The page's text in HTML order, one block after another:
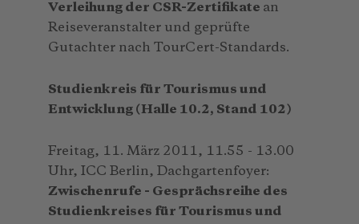
Verleihung der CSR-Zertifikate an
Reiseveranstalter und geprüfte
Gutachter nach TourCert-Standards.
Studienkreis für Tourismus und
Entwicklung (Halle 10.2, Stand 102)
Freitag, 11. März 2011, 11.55 - 13.00
Uhr, ICC Berlin, Dachgartenfoyer:
Zwischenrufe - Gesprächsreihe des
Studienkreises für Tourismus und